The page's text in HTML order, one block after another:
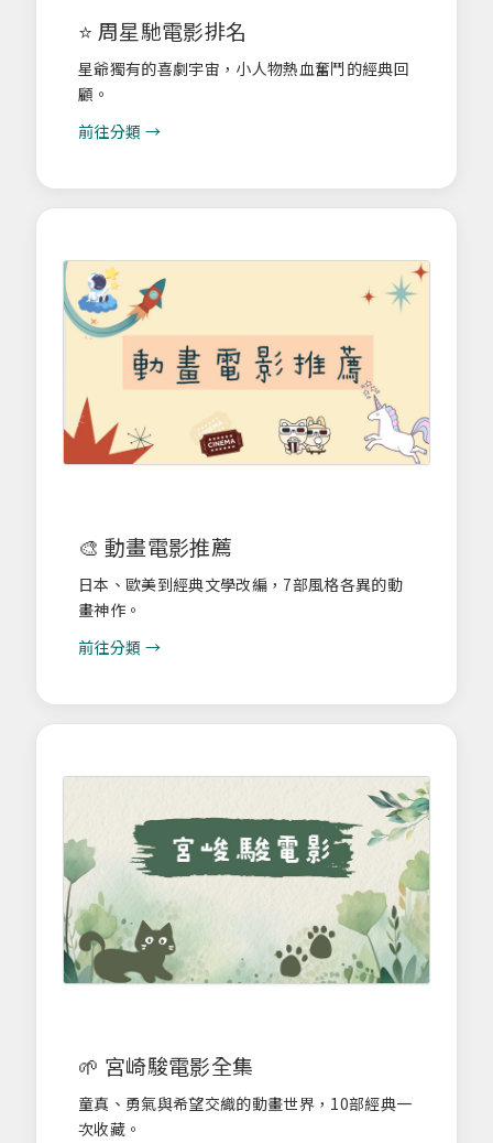
⭐ 周星馳電影排名
星爺獨有的喜劇宇宙，小人物熱血奮鬥的經典回
顧。
前往分類 →
🎨 動畫電影推薦
日本、歐美到經典文學改編，7部風格各異的動
畫神作。
前往分類 →
🌱 宮崎駿電影全集
童真、勇氣與希望交織的動畫世界，10部經典一
次收藏。